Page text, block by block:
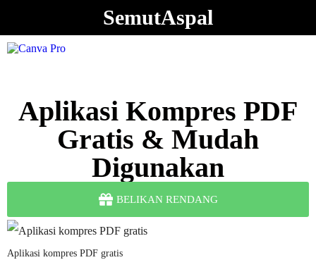
SemutAspal
Aplikasi Kompres PDF
Gratis & Mudah
Digunakan
BELIKAN RENDANG
Aplikasi kompres PDF gratis